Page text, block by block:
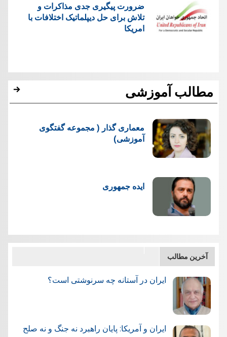
ضرورت پیگیری جدی مذاکرات و
تلاش برای حل دیپلماتیک اختلافات با
امریکا
مطالب آموزشی
معماری گذار ( مجموعه گفتگوی
آموزشی)
ایده جمهوری
آخرین مطالب
ایران در آستانه چه سرنوشتی است؟
ایران و آمریکا: پایان راهبرد نه جنگ و نه صلح